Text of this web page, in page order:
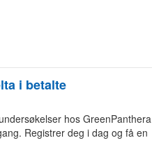
i betalte
hos GreenPanthera
Registrer deg i dag og få en